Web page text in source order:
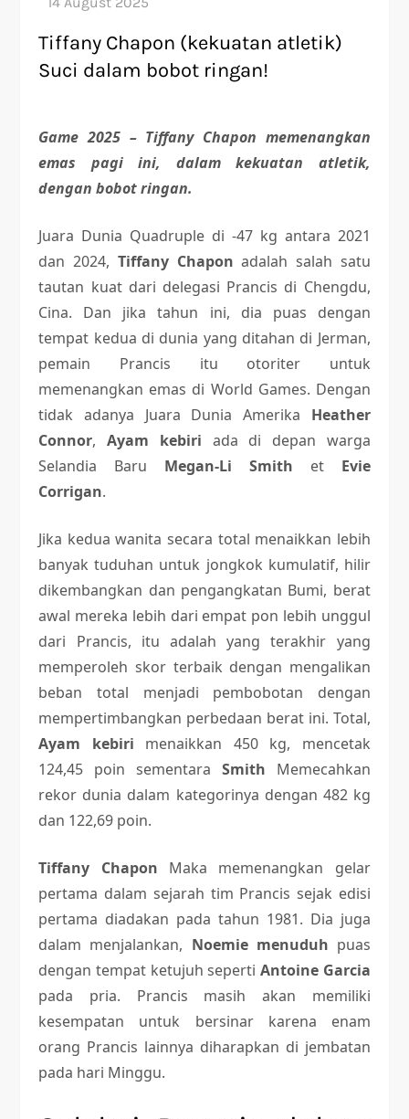
Tiffany Chapon (kekuatan atletik)
Suci dalam bobot ringan!
Game 2025 – Tiffany Chapon memenangkan
emas pagi ini, dalam kekuatan atletik,
dengan bobot ringan.
Juara Dunia Quadruple di -47 kg antara 2021
dan 2024, Tiffany Chapon adalah salah satu
tautan kuat dari delegasi Prancis di Chengdu,
Cina. Dan jika tahun ini, dia puas dengan
tempat kedua di dunia yang ditahan di Jerman,
pemain Prancis itu otoriter untuk
memenangkan emas di World Games. Dengan
tidak adanya Juara Dunia Amerika Heather
Connor,Ayam kebiri ada di depan warga
Selandia Baru Megan-Li Smith et Evie
Corrigan.
Jika kedua wanita secara total menaikkan lebih
banyak tuduhan untuk jongkok kumulatif, hilir
dikembangkan dan pengangkatan Bumi, berat
awal mereka lebih dari empat pon lebih unggul
dari Prancis, itu adalah yang terakhir yang
memperoleh skor terbaik dengan mengalikan
beban total menjadi pembobotan dengan
mempertimbangkan perbedaan berat ini. Total,
Ayam kebiri menaikkan 450 kg, mencetak
124,45 poin sementara Smith Memecahkan
rekor dunia dalam kategorinya dengan 482 kg
dan 122,69 poin.
Tiffany Chapon Maka memenangkan gelar
pertama dalam sejarah tim Prancis sejak edisi
pertama diadakan pada tahun 1981. Dia juga
dalam menjalankan, Noemie menuduh puas
dengan tempat ketujuh seperti Antoine Garcia
pada pria. Prancis masih akan memiliki
kesempatan untuk bersinar karena enam
orang Prancis lainnya diharapkan di jembatan
pada hari Minggu.